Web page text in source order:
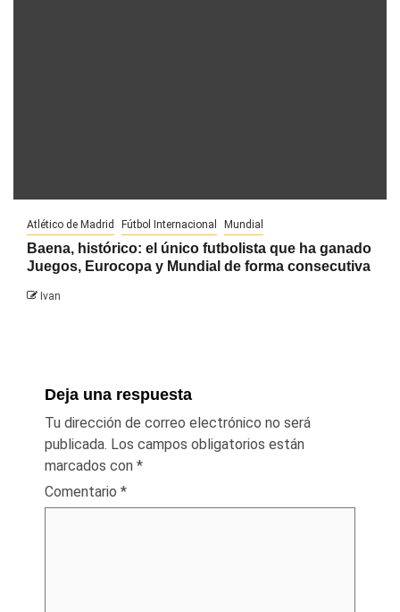
Atlético de Madrid Fútbol Internacional Mundial
Baena, histórico: el único futbolista que ha ganado
Juegos, Eurocopa y Mundial de forma consecutiva
Ivan
Deja una respuesta
Tu dirección de correo electrónico no será
publicada. Los campos obligatorios están
marcados con *
Comentario *